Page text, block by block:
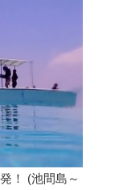
！ (池間島～